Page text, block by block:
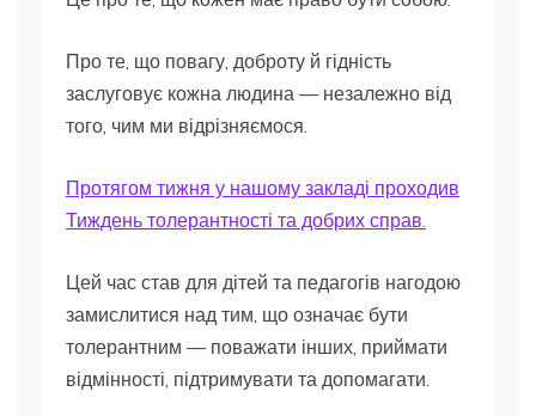
Про те, що повагу, доброту й гідність
заслуговує кожна людина — незалежно від
того, чим ми відрізняємося.
Протягом тижня у нашому закладі проходив
Тиждень толерантності та добрих справ.
Цей час став для дітей та педагогів нагодою
замислитися над тим, що означає бути
толерантним — поважати інших, приймати
відмінності, підтримувати та допомагати.